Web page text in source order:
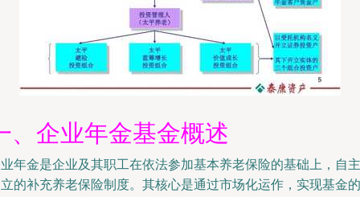
、企业年金基金概述
年金是企业及其职工在依法参加基本养老保险的基础上，自主
的补充养老保险制度。其核心是通过市场化运作，实现基金的